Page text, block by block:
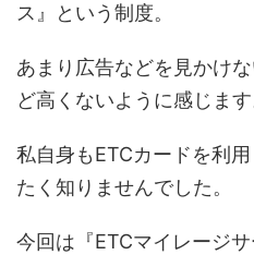
ス』という制度。
あまり広告などを見かけ
ど高くないように感じます
私自身もETCカードを利
たく知りませんでした。
今回は『ETCマイレージ